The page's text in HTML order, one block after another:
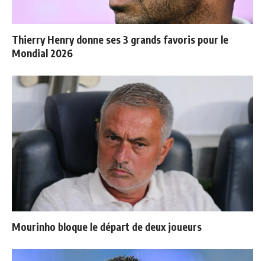
Thierry Henry donne ses 3 grands favoris pour le
Mondial 2026
Mourinho bloque le départ de deux joueurs